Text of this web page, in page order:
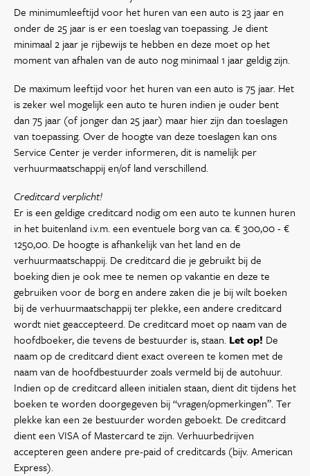
De minimumleeftijd voor het huren van een auto is 23 jaar en
onder de 25 jaar is er een toeslag van toepassing. Je dient
minimaal 2 jaar je rijbewijs te hebben en deze moet op het
moment van afhalen van de auto nog minimaal 1 jaar geldig zijn.
De maximum leeftijd voor het huren van een auto is 75 jaar. Het
is zeker wel mogelijk een auto te huren indien je ouder bent
dan 75 jaar (of jonger dan 25 jaar) maar hier zijn dan toeslagen
van toepassing. Over de hoogte van deze toeslagen kan ons
Service Center je verder informeren, dit is namelijk per
verhuurmaatschappij en/of land verschillend.
Creditcard verplicht!
Er is een geldige creditcard nodig om een auto te kunnen huren
in het buitenland i.v.m. een eventuele borg van ca. € 300,00 - €
1250,00. De hoogte is afhankelijk van het land en de
verhuurmaatschappij. De creditcard die je gebruikt bij de
boeking dien je ook mee te nemen op vakantie en deze te
gebruiken voor de borg en andere zaken die je bij wilt boeken
bij de verhuurmaatschappij ter plekke, een andere creditcard
wordt niet geaccepteerd. De creditcard moet op naam van de
hoofdboeker, die tevens de bestuurder is, staan. Let op! De
naam op de creditcard dient exact overeen te komen met de
naam van de hoofdbestuurder zoals vermeld bij de autohuur.
Indien op de creditcard alleen initialen staan, dient dit tijdens het
boeken te worden doorgegeven bij “vragen/opmerkingen”. Ter
plekke kan een 2e bestuurder worden geboekt. De creditcard
dient een VISA of Mastercard te zijn. Verhuurbedrijven
accepteren geen andere pre-paid of creditcards (bijv. American
Express).